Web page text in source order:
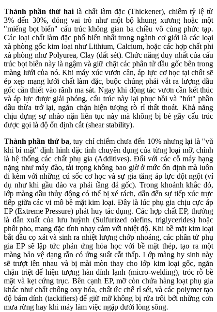
Thành phần thứ hai là chất làm đặc (Thickener), chiếm tỷ lệ từ
3% đến 30%, đóng vai trò như một bộ khung xương hoặc một
"miếng bọt biển" cấu trúc không gian ba chiều vô cùng phức tạp.
Các loại chất làm đặc phổ biến nhất trong ngành cơ giới là các loại
xà phòng gốc kim loại như Lithium, Calcium, hoặc các hợp chất phi
xà phòng như Polyurea, Clay (đất sét). Chức năng duy nhất của cấu
trúc bọt biển này là ngậm và giữ chặt các phân tử dầu gốc bên trong
màng lưới của nó. Khi máy xúc vươn cần, áp lực cơ học tại chốt sẽ
ép xẹp mạng lưới chất làm đặc, buộc chúng phải vắt ra lượng dầu
gốc cần thiết vào rãnh ma sát. Ngay khi động tác vươn cần kết thúc
và áp lực được giải phóng, cấu trúc này lại phục hồi và "hút" phần
dầu thừa trở lại, ngăn chặn hiện tượng rò rỉ thất thoát. Khả năng
chịu đựng sự nhào nặn liên tục này mà không bị bẻ gãy cấu trúc
được gọi là độ ổn định cắt (shear stability).
Thành phần thứ ba, tuy chỉ chiếm chưa đến 10% nhưng lại là "vũ
khí bí mật" định hình đặc tính chuyên dụng của từng loại mỡ, chính
là hệ thống các chất phụ gia (Additives). Đối với các cỗ máy hạng
nặng như máy đào, tải trọng không bao giờ ở mức ổn định mà luôn
đi kèm với những cú sốc cơ học và sự gia tăng áp lực đột ngột (ví
dụ như khi gầu đào va phải tầng đá gốc). Trong khoảnh khắc đó,
lớp màng dầu thủy động có thể bị xé rách, dẫn đến sự tiếp xúc trực
tiếp giữa các vi mô bề mặt kim loại. Đây là lúc phụ gia chịu cực áp
EP (Extreme Pressure) phát huy tác dụng. Các hợp chất EP, thường
là dẫn xuất của lưu huỳnh (Sulfurized olefins, triglycerides) hoặc
phốt pho, mang đặc tính nhạy cảm với nhiệt độ. Khi bề mặt kim loại
bắt đầu cọ xát và sinh ra nhiệt lượng chớp nhoáng, các phân tử phụ
gia EP sẽ lập tức phản ứng hóa học với bề mặt thép, tạo ra một
màng bảo vệ dạng rắn có ứng suất cắt thấp. Lớp màng hy sinh này
sẽ trượt lên nhau và bị mài mòn thay cho lớp kim loại gốc, ngăn
chặn triệt để hiện tượng hàn dính lạnh (micro-welding), tróc rỗ bề
mặt và kẹt cứng trục. Bên cạnh EP, mỡ còn chứa hàng loạt phụ gia
khác như chất chống oxy hóa, chất ức chế rỉ sét, và các polymer tạo
độ bám dính (tackifiers) để giữ mỡ không bị rửa trôi bởi những cơn
mưa rừng hay khi máy làm việc ngập dưới lòng sông.